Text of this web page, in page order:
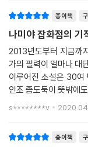
르는 우울한 인생들이다
한 어린 시절을 보낸
하거나 편의점 아르바
이들의 상담 타입을 한
하는 법이 없어 때로는
이런 사치스러운 고민
……
까. 일할 데가 있는 것만
종이책
나미야 잡화점의 기
2013년도부터 지금까
가의 필력이 얼마나 대
이루어진 소설은 30여
인조 좀도둑이 뜻밖에
서 겪게 되는 기묘한
s********v
종이책